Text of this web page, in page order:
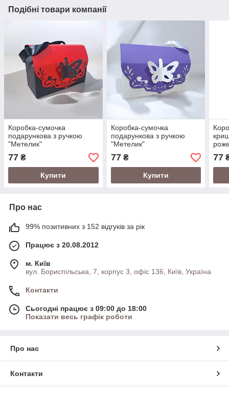
Подібні товари компанії
Коробка-сумочка
подарункова з ручкою
"Метелик"
(220х100х150мм.) чорно-
червона
77 ₴
Купити
Коробка-сумочка
подарункова з ручкою
"Метелик"
(220х100х150мм.) біло-
лавандова
77₴
Купити
77
Про нас
99% позитивних з 152 відгуків за рік
Працює з 20.08.2012
м. Київ
вул. Бориспільська, 7, корпус 3, офіс 136, Київ, Україна
Контакти
Сьогодні працює з 09:00 до 18:00
Показати весь графік роботи
Про нас
Контакти